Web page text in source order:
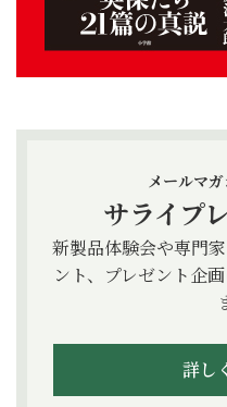
メールマ
サライプ
新製品体験会や専門
ント、プレゼント企
詳し